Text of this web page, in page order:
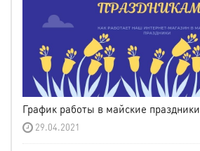
График работы в майские праздники
29.04.2021